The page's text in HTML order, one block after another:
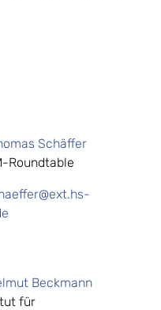
Schäffer
Roundtable
Beckmann
für